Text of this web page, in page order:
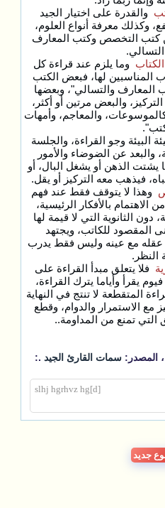
والقدرة على اختيار الجيد
وكذلك معرفة أنواع العلوم،
كتب التخصص وكتب المعارف
وما يلزم عند قراءة كل
المناسبين لها، فبعض الكتب
المعارف والتسالي"، وبعضها
والبعض مرتين أو أكثر،
والمعاجم، وأمهات
البيئة وجو القراءة، والجلسة
والبعد عن الضوضاء والأمور
يشتت الذهن أو يشغل البال، أو
فيذهب معه التركيز أو يقل.
وهذا لا يتوقف فقط عند فهم
الاهتمام بالأفكار الرئيسية،
دون الثانوية التي لا قيمة لها
المقصود للكاتب، ويجتهد
عقله مع عينه وليس فقط يدرب
النظر.
فلا يتعلق مبدأ القراءة على
يقرأ وأياما يترك القراءة،
المتقطعة لا تنتج في النهاية
مع الاستمرار والدوام، وقطع
التي تمنع من المداومة..
، المصدر:سمات القارئ الجيد .:
slhj hgrhvz hg[d]
جديد